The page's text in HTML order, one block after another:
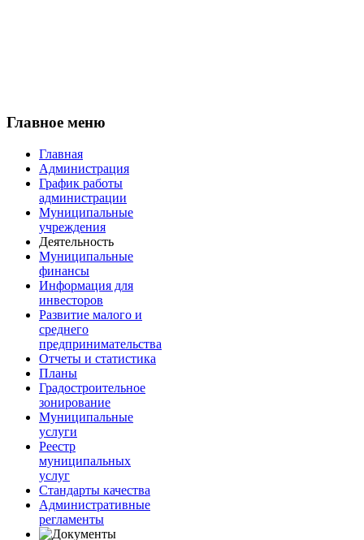
Главное меню
Главная
Администрация
График работы
администрации
Муниципальные
учреждения
Деятельность
Муниципальные
финансы
Информация для
инвесторов
Развитие малого и
среднего
предпринимательства
Отчеты и статистика
Планы
Градостроительное
зонирование
Муниципальные
услуги
Реестр
муниципальных
услуг
Стандарты качества
Административные
регламенты